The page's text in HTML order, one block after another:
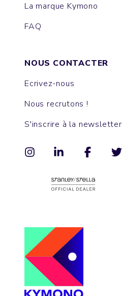
La marque Kymono
FAQ
NOUS CONTACTER
Ecrivez-nous
Nous recrutons !
S'inscrire à la newsletter